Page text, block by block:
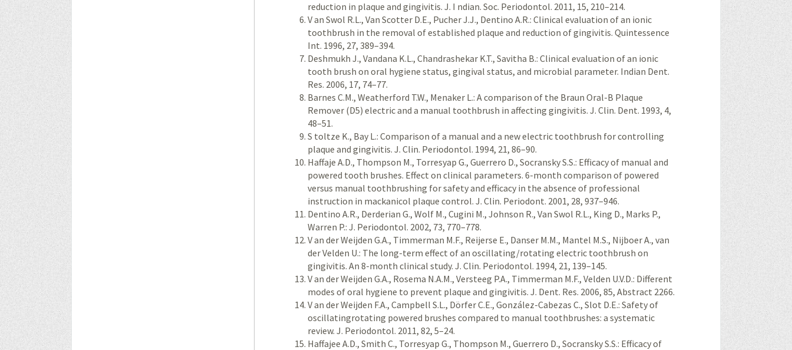
reduction in plaque and gingivitis. J. I ndian. Soc. Periodontol. 2011, 15, 210–214.
V an Swol R.L., Van Scotter D.E., Pucher J.J., Dentino A.R.: Clinical evaluation of an ionic
toothbrush in the removal of established plaque and reduction of gingivitis. Quintessence
Int. 1996, 27, 389–394.
Deshmukh J., Vandana K.L., Chandrashekar K.T., Savitha B.: Clinical evaluation of an ionic
tooth brush on oral hygiene status, gingival status, and microbial parameter. Indian Dent.
Res. 2006, 17, 74–77.
Barnes C.M., Weatherford T.W., Menaker L.: A comparison of the Braun Oral-B Plaque
Remover (D5) electric and a manual toothbrush in affecting gingivitis. J. Clin. Dent. 1993, 4,
48–51.
S toltze K., Bay L.: Comparison of a manual and a new electric toothbrush for controlling
plaque and gingivitis. J. Clin. Periodontol. 1994, 21, 86–90.
Haffaje A.D., Thompson M., Torresyap G., Guerrero D., Socransky S.S.: Efficacy of manual and
powered tooth brushes. Effect on clinical parameters. 6-month comparison of powered
versus manual toothbrushing for safety and efficacy in the absence of professional
instruction in mackanicol plaque control. J. Clin. Periodont. 2001, 28, 937–946.
Dentino A.R., Derderian G., Wolf M., Cugini M., Johnson R., Van Swol R.L., King D., Marks P.,
Warren P.: J. Periodontol. 2002, 73, 770–778.
V an der Weijden G.A., Timmerman M.F., Reijerse E., Danser M.M., Mantel M.S., Nijboer A., van
der Velden U.: The long-term effect of an oscillating/rotating electric toothbrush on
gingivitis. An 8-month clinical study. J. Clin. Periodontol. 1994, 21, 139–145.
V an der Weijden G.A., Rosema N.A.M., Versteeg P.A., Timmerman M.F., Velden U.V.D.: Different
modes of oral hygiene to prevent plaque and gingivitis. J. Dent. Res. 2006, 85, Abstract 2266.
V an der Weijden F.A., Campbell S.L., Dörfer C.E., González-Cabezas C., Slot D.E.: Safety of
oscillatingrotating powered brushes compared to manual toothbrushes: a systematic
review. J. Periodontol. 2011, 82, 5–24.
Haffajee A.D., Smith C., Torresyap G., Thompson M., Guerrero D., Socransky S.S.: Efficacy of